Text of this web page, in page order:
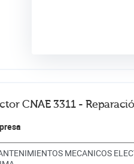
CNAE 3311 -
MECANICOS